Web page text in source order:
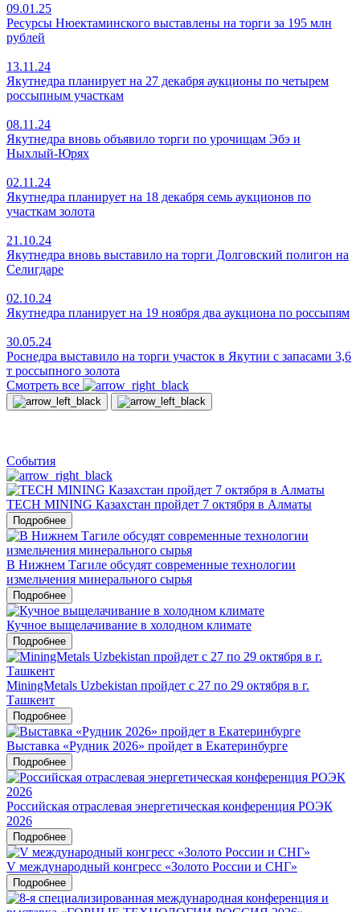
09.01.25
Ресурсы Нюектаминского выставлены на торги за 195 млн
рублей
13.11.24
Якутнедра планирует на 27 декабря аукционы по четырем
россыпным участкам
08.11.24
Якутнедра вновь объявило торги по урочищам Эбэ и
Ныхлый-Юрях
02.11.24
Якутнедра планирует на 18 декабря семь аукционов по
участкам золота
21.10.24
Якутнедра вновь выставило на торги Долговский полигон на
Селигдаре
02.10.24
Якутнедра планирует на 19 ноября два аукциона по россыпям
30.05.24
Роснедра выставило на торги участок в Якутии с запасами 3,6
т россыпного золота
Смотреть все
События
TECH MINING Казахстан пройдет 7 октября в Алматы
Подробнее
В Нижнем Тагиле обсудят современные технологии
измельчения минерального сырья
Подробнее
Кучное выщелачивание в холодном климате
Подробнее
MiningMetals Uzbekistan пройдет с 27 по 29 октября в г.
Ташкент
Подробнее
Выставка «Рудник 2026» пройдет в Екатеринбурге
Подробнее
Российская отраслевая энергетическая конференция РОЭК
2026
Подробнее
V международный конгресс «Золото России и СНГ»
Подробнее